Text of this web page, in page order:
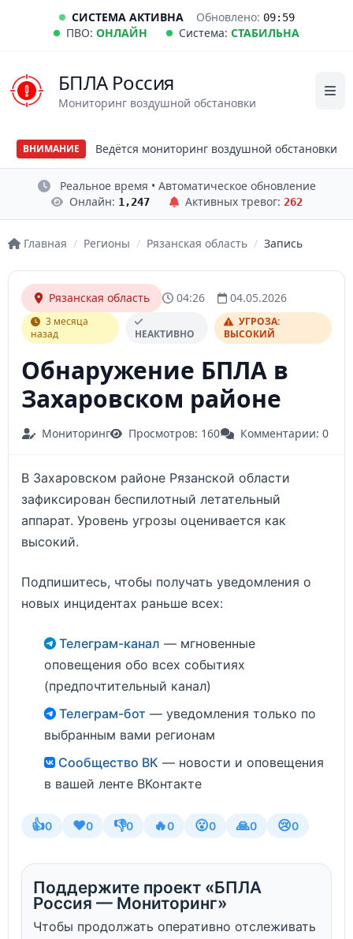
СИСТЕМА АКТИВНА Обновлено: 09:59
ПВО: ОНЛАЙН Система: СТАБИЛЬНА
БПЛА Россия
Мониторинг воздушной обстановки
ВНИМАНИЕ Ведётся мониторинг воздушной обстановки
Реальное время • Автоматическое обновление
Онлайн: 1,247 Активных тревог: 262
Главная / Регионы / Рязанская область / Запись
Рязанская область 04:26 04.05.2026
3 месяца
назад
НЕАКТИВНО
УГРОЗА:
ВЫСОКИЙ
Обнаружение БПЛА в
Захаровском районе
Мониторинг Просмотров: 160 Комментарии: 0
В Захаровском районе Рязанской области
зафиксирован беспилотный летательный
аппарат. Уровень угрозы оценивается как
высокий.
Подпишитесь, чтобы получать уведомления о
новых инцидентах раньше всех:
Телеграм-канал — мгновенные
оповещения обо всех событиях
(предпочтительный канал)
Телеграм-бот — уведомления только по
выбранным вами регионам
Сообщество ВК — новости и оповещения
в вашей ленте ВКонтакте
👍0 ❤️0 👎0 🔥0 😮0 🙏0 😢0
Поддержите проект «БПЛА
Россия — Мониторинг»
Чтобы продолжать оперативно отслеживать